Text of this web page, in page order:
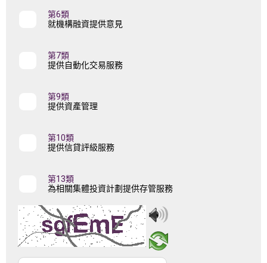
第6類
就機構融資提供意見
第7類
提供自動化交易服務
第9類
提供資產管理
第10類
提供信貸評級服務
第13類
為相關集體投資計劃提供存管服務
輸